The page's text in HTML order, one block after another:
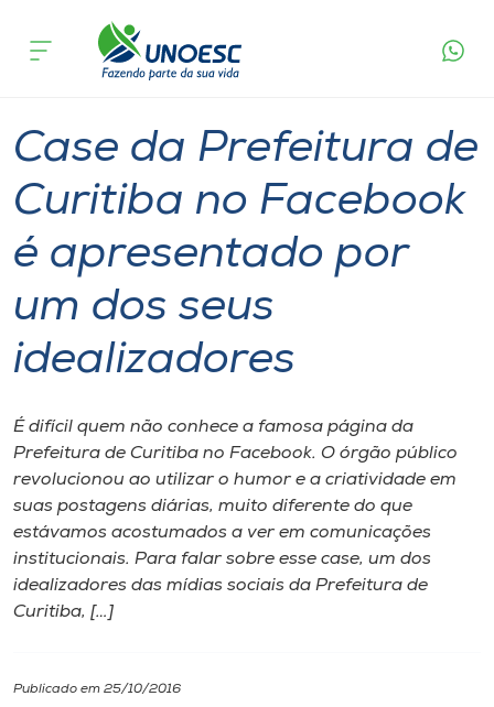
Cursos
Pesquisa
Atendimento ao Estudante
Portal de Ensino
Unoesc
Internacionalização
I.nova
Diplomados
acontece
Case da Prefeitura de
Curitiba no Facebook
é apresentado por
um dos seus
idealizadores
É difícil quem não conhece a famosa página da
Prefeitura de Curitiba no Facebook. O órgão público
revolucionou ao utilizar o humor e a criatividade em
suas postagens diárias, muito diferente do que
estávamos acostumados a ver em comunicações
institucionais. Para falar sobre esse case, um dos
idealizadores das mídias sociais da Prefeitura de
Curitiba, […]
Publicado em 25/10/2016